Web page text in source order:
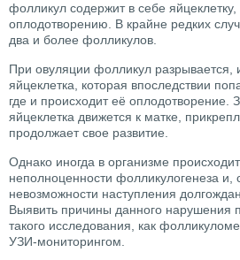
фолликул содержит в себе
оплодотворению. В крайне редких
два и более фолликулов.
При овуляции фолликул разрывается,
яйцеклетка, которая впоследствии
где и происходит её оплодотворение.
яйцеклетка движется к матке,
продолжает свое развитие.
Однако иногда в организме
неполноценности фолликулогенеза и,
невозможности наступления
Выявить причины данного нарушения
такого исследования, как
УЗИ-мониторингом.